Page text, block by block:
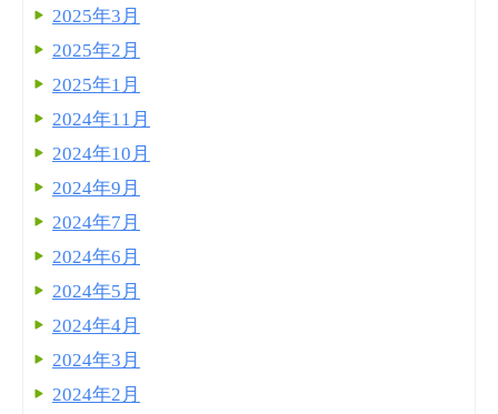
2025年3月
2025年2月
2025年1月
2024年11月
2024年10月
2024年9月
2024年7月
2024年6月
2024年5月
2024年4月
2024年3月
2024年2月